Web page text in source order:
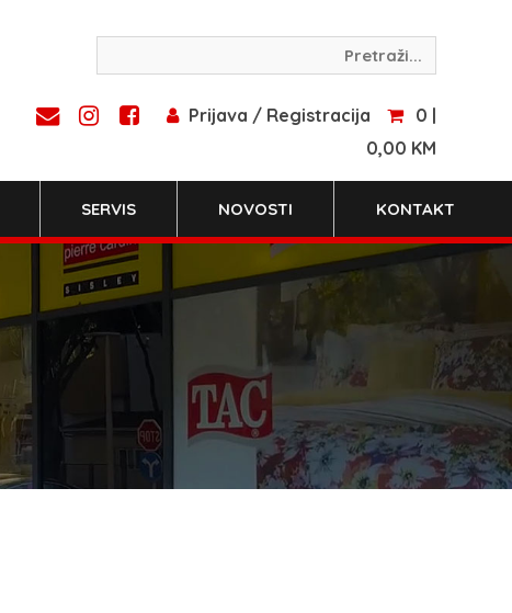
Prijava / Registracija
0 |
0,00 KM
SERVIS NOVOSTI KONTAKT